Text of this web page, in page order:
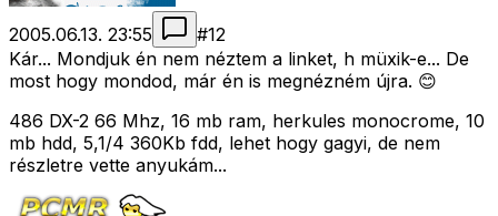
2005.06.13. 23:55 #12
Kár... Mondjuk én nem néztem a linket, h müxik-e... De
most hogy mondod, már én is megnézném újra. 😊
486 DX-2 66 Mhz, 16 mb ram, herkules monocrome, 10
mb hdd, 5,1/4 360Kb fdd, lehet hogy gagyi, de nem
részletre vette anyukám...